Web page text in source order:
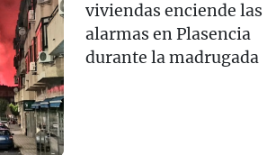
viviendas enciende las
alarmas en Plasencia
durante la madrugada